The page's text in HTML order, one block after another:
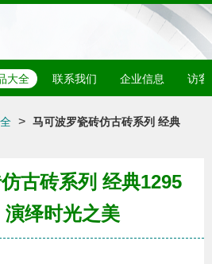
大全 联系我们 企业信息 访客
> 马可波罗瓷砖仿古砖系列 经典
古砖系列 经典1295
演绎时光之美